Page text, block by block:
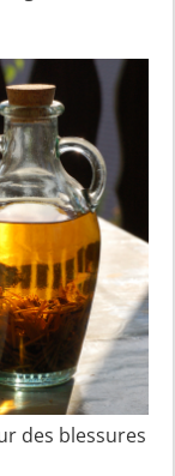
des blessures